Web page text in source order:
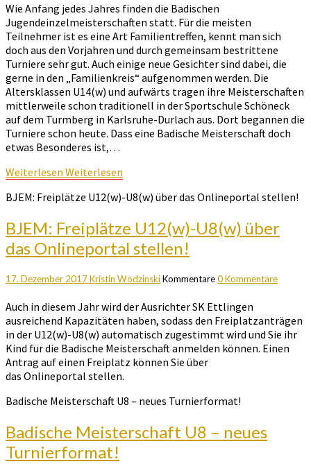
Wie Anfang jedes Jahres finden die Badischen
Jugendeinzelmeisterschaften statt. Für die meisten
Teilnehmer ist es eine Art Familientreffen, kennt man sich
doch aus den Vorjahren und durch gemeinsam bestrittene
Turniere sehr gut. Auch einige neue Gesichter sind dabei, die
gerne in den „Familienkreis“ aufgenommen werden. Die
Altersklassen U14(w) und aufwärts tragen ihre Meisterschaften
mittlerweile schon traditionell in der Sportschule Schöneck
auf dem Turmberg in Karlsruhe-Durlach aus. Dort begannen die
Turniere schon heute. Dass eine Badische Meisterschaft doch
etwas Besonderes ist,…
Weiterlesen Weiterlesen
BJEM: Freiplätze U12(w)-U8(w) über das Onlineportal stellen!
BJEM: Freiplätze U12(w)-U8(w) über
das Onlineportal stellen!
17. Dezember 2017Kristin WodzinskiKommentare0 Kommentare
Auch in diesem Jahr wird der Ausrichter SK Ettlingen
ausreichend Kapazitäten haben, sodass den Freiplatzanträgen
in der U12(w)-U8(w) automatisch zugestimmt wird und Sie ihr
Kind für die Badische Meisterschaft anmelden können. Einen
Antrag auf einen Freiplatz können Sie über
das Onlineportal stellen.
Badische Meisterschaft U8 – neues Turnierformat!
Badische Meisterschaft U8 – neues
Turnierformat!